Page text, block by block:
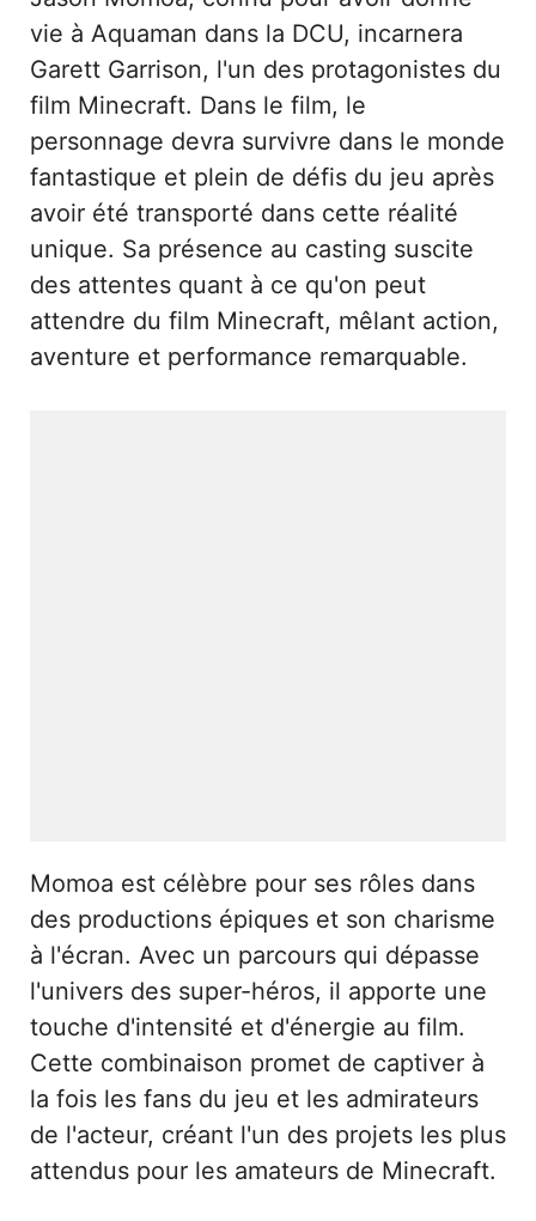
vie à Aquaman dans la DCU, incarnera
Garett Garrison, l'un des protagonistes du
film Minecraft. Dans le film, le
personnage devra survivre dans le monde
fantastique et plein de défis du jeu après
avoir été transporté dans cette réalité
unique. Sa présence au casting suscite
des attentes quant à ce qu'on peut
attendre du film Minecraft, mêlant action,
aventure et performance remarquable.
Momoa est célèbre pour ses rôles dans
des productions épiques et son charisme
à l'écran. Avec un parcours qui dépasse
l'univers des super-héros, il apporte une
touche d'intensité et d'énergie au film.
Cette combinaison promet de captiver à
la fois les fans du jeu et les admirateurs
de l'acteur, créant l'un des projets les plus
attendus pour les amateurs de Minecraft.